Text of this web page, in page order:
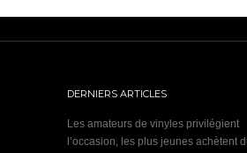
DERNIERS ARTICLES
Les amateurs de vinyles privilégient
l’occasion, les plus jeunes achètent